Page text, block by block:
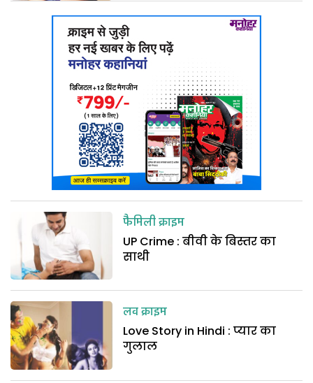
फैमिली क्राइम
UP Crime : बीवी के बिस्तर का
साथी
लव क्राइम
Love Story in Hindi : प्यार का
गुलाल